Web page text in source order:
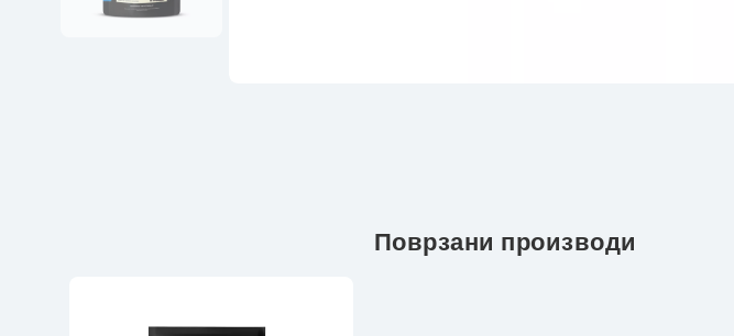
Поврзани производи